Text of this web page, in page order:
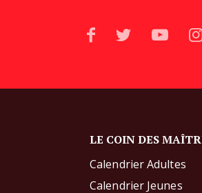
LE COIN DES
Calendrier Adultes
Calendrier Jeunes